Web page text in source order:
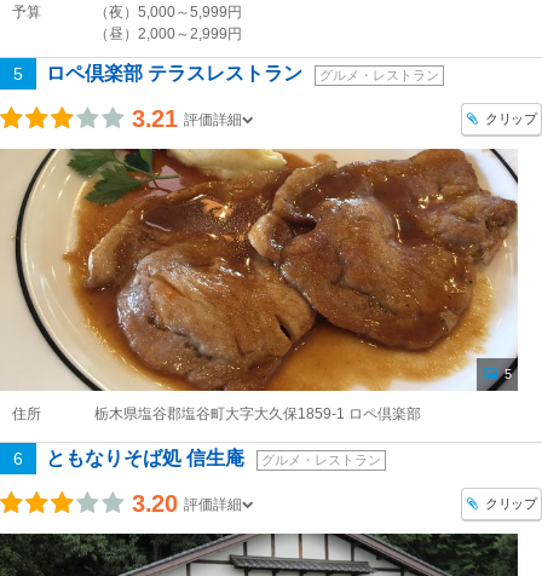
予算
（夜）5,000～5,999円
（昼）2,000～2,999円
5 ロペ倶楽部 テラスレストラン グルメ・レストラン
3.21 評価詳細 クリップ
5
住所 栃木県塩谷郡塩谷町大字大久保1859-1 ロペ倶楽部
6 ともなりそば処 信生庵 グルメ・レストラン
3.20 評価詳細 クリップ